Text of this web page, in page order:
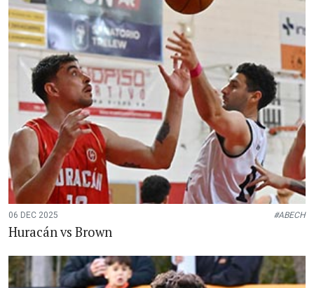
06 DEC 2025 #ABECH
Huracán vs Brown